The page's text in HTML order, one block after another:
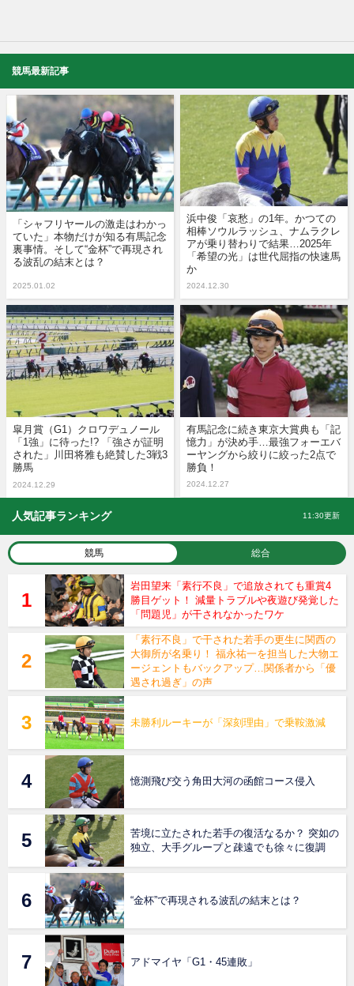
競馬最新記事
「シャフリヤールの激走はわかっ
ていた」本物だけが知る有馬記念
裏事情。そして“金杯”で再現され
る波乱の結末とは？
2025.01.02
浜中俊「哀愁」の1年。かつての
相棒ソウルラッシュ、ナムラクレ
アが乗り替わりで結果…2025年
「希望の光」は世代屈指の快速馬
か
2024.12.30
皐月賞（G1）クロワデュノール
「1強」に待った!? 「強さが証明
された」川田将雅も絶賛した3戦3
勝馬
2024.12.29
有馬記念に続き東京大賞典も「記
憶力」が決め手…最強フォーエバ
ーヤングから絞りに絞った2点で
勝負！
2024.12.27
人気記事ランキング 11:30更新
競馬 総合
岩田望来「素行不良」で追放されても重賞4
勝目ゲット！ 減量トラブルや夜遊び発覚した
「問題児」が干されなかったワケ
「素行不良」で干された若手の更生に関西の
大御所が名乗り！ 福永祐一を担当した大物エ
ージェントもバックアップ…関係者から「優
遇され過ぎ」の声
未勝利ルーキーが「深刻理由」で乗鞍激減
憶測飛び交う角田大河の函館コース侵入
苦境に立たされた若手の復活なるか？ 突如の
独立、大手グループと疎遠でも徐々に復調
“金杯”で再現される波乱の結末とは？
アドマイヤ「G1・45連敗」